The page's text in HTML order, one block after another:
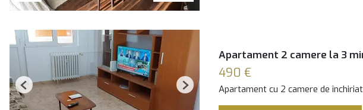
Previous Next
Apartament 2 camere la 3
490 €
Apartament cu 2 camere de închiriat